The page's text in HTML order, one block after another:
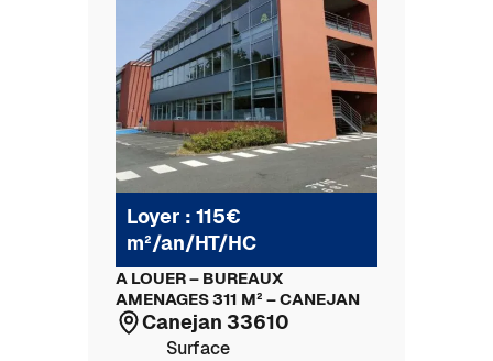
Loyer : 115€
m²/an/HT/HC
A LOUER – BUREAUX
AMENAGES 311 M² – CANEJAN
Canejan 33610
Surface